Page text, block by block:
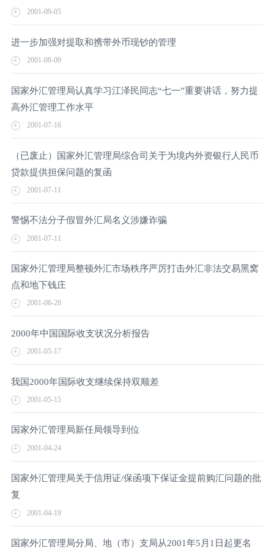
2001-09-05
进一步加强对提取和携带外币现钞的管理
2001-08-09
国家外汇管理局认真学习江泽民同志“七一”重要讲话，努力提
高外汇管理工作水平
2001-07-16
（已废止）国家外汇管理局综合司关于为境内外资银行人民币
贷款提供担保问题的复函
2001-07-11
警惕不法分子假冒外汇局名义涉嫌诈骗
2001-07-11
国家外汇管理局整顿外汇市场秩序严厉打击外汇非法交易黑窝
点和地下钱庄
2001-06-20
2000年中国国际收支状况分析报告
2001-05-17
我国2000年国际收支继续保持双顺差
2001-05-15
国家外汇管理局新任局领导到位
2001-04-24
国家外汇管理局关于信用证/保函项下保证金提前购汇问题的批
复
2001-04-19
国家外汇管理局分局、地（市）支局从2001年5月1日起更名